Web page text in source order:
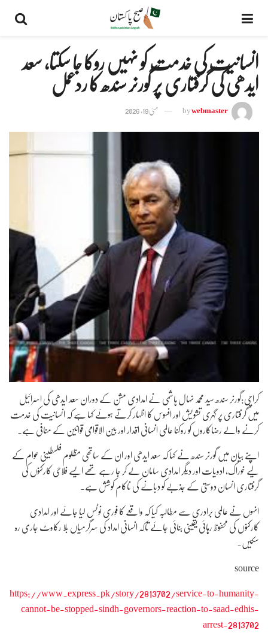
انسانیت کی خدمت کو نہیں روکا جا سکتا، سعد
ایدھی کی گرفتاری پر گورنر سندھ کا ردعمل
bywebmaster مئی 19, 2026
کراچی:گورنر سندھ سید محمد نہال ہاشمی نے امدادی مشن کے دوران سعد ایدھی کی اسرائیل
میں گرفتاری پر گہری تشویش اور افسوس کا اظہار کرتے ہوئے کہا ہے کہ انسانیت کی خدمت
کرنے والے رضاکاروں کو روکنا عالمی انسانی اقدار اور بین الاقوامی قوانین کے منافی ہے۔
اپنے بیان میں گورنر سندھ نے کہا کہ سعد ایدھی اور ان کے ساتھی مظلوم فلسطینی عوام کے
لیے خوراک، ادویات اور دیگر امدادی سامان لے کر جا رہے تھے ایسے فلاحی کارکنوں کی
گرفتاری انسان دوستی کے جذبے کو دبانے کی ناکام کوشش ہے۔
انہوں نے عالمی برادری سے مطالبہ کیا کہ واقعے کا فوری نوٹس لیا جائے اور امدادی
کارکنوں کی محفوظ رہائی یقینی بنائی جائے تاکہ انسانی امداد کی سرگرمیاں بلا رکاوٹ جاری رہ
سکیں۔
source
https://www.express.pk/story/2813702/service-to-humanity-
cannot-be-stopped-sindh-governors-reaction-to-saad-edhis-
arrest-2813702